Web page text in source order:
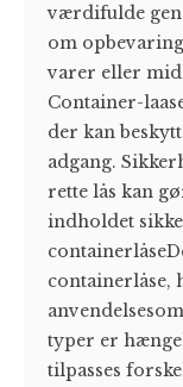
værdifulde
om
varer eller
Container-
der kan
adgang.
rette lås kan
indholdet
containerlåse,
typer er
tilpasses